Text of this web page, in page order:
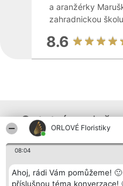
ORLOVÉ Floristiky
08:04
Ahoj, rádi Vám pomůžeme!
příslušnou téma konverzace!
a aranžérky
zahradnickou
8.6
Ostatní
Bright Side Solutions sp. z o.
o. sp. k.